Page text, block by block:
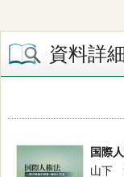
資料詳
国際
山下